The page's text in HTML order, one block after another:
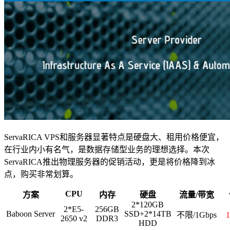
ServaRICA VPS和服务器显著特点是硬盘大、租用价格便宜，
在行业内小有名气，是数据存储型业务的理想选择。本次
ServaRICA推出物理服务器的促销活动，更是将价格降到冰
点，购买非常划算。
方案 CPU 内存 硬盘 流量/带宽
Baboon Server
2*E5-
2650 v2
256GB
DDR3
2*120GB
SSD+2*14TB
HDD
不限/1Gbps